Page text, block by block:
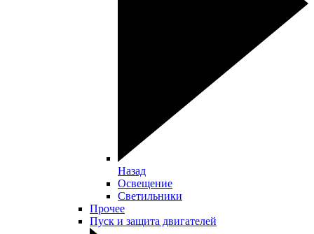
Назад
Освещение
Светильники
Прочее
Пуск и защита двигателей